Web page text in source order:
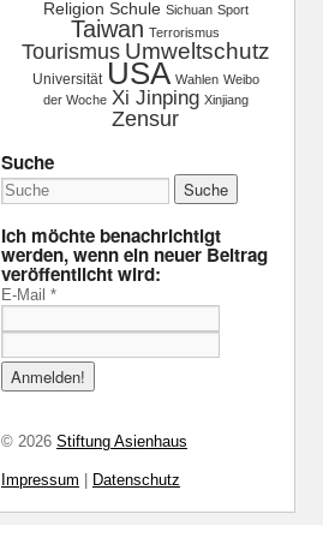
Religion Schule Sichuan Sport
Taiwan Terrorismus
Tourismus Umweltschutz
Universität USA Wahlen Weibo
der Woche Xi Jinping Xinjiang
Zensur
Suche
Ich möchte benachrichtigt
werden, wenn ein neuer Beitrag
veröffentlicht wird:
E-Mail *
© 2026 Stiftung Asienhaus
Impressum Datenschutz